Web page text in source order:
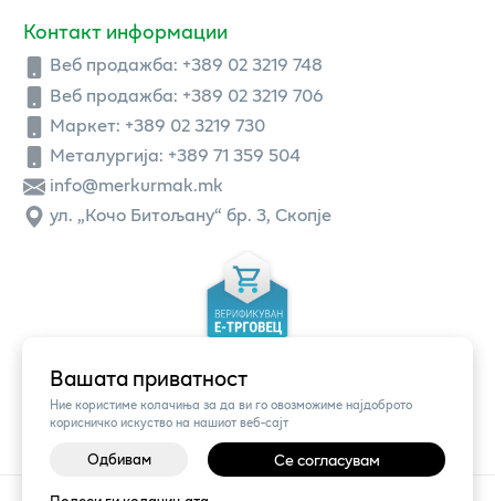
Вашата приватност
Ние користиме колачиња за да ви го овозможиме најдоброто
корисничко искуство на нашиот веб-сајт
Одбивам Се согласувам
Контакт информации
Веб продажба: +389 02 3219 748
Веб продажба: +389 02 3219 706
Маркет: +389 02 3219 730
Металургија: +389 71 359 504
info@merkurmak.mk
ул. „Кочо Битољану“ бр. 3, Скопје